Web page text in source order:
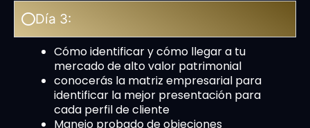
Día 3:
Cómo identificar y cómo llegar a tu
mercado de alto valor patrimonial
conocerás la matriz empresarial para
identificar la mejor presentación para
cada perfil de cliente
Manejo probado de objeciones